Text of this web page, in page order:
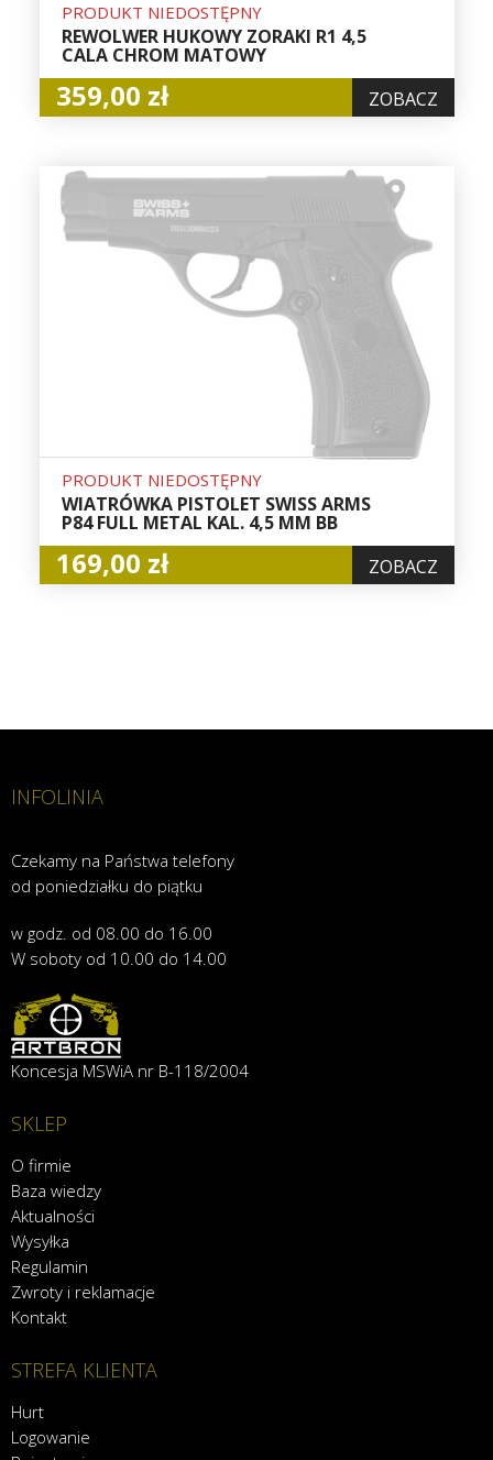
PRODUKT NIEDOSTĘPNY
REWOLWER HUKOWY ZORAKI R1 4,5
CALA CHROM MATOWY
359,00 zł ZOBACZ
PRODUKT NIEDOSTĘPNY
WIATRÓWKA PISTOLET SWISS ARMS
P84 FULL METAL KAL. 4,5 MM BB
169,00 zł ZOBACZ
INFOLINIA
Czekamy na Państwa telefony
od poniedziałku do piątku
w godz. od 08.00 do 16.00
W soboty od 10.00 do 14.00
Koncesja MSWiA nr B-118/2004
SKLEP
O firmie
Baza wiedzy
Aktualności
Wysyłka
Regulamin
Zwroty i reklamacje
Kontakt
STREFA KLIENTA
Hurt
Logowanie